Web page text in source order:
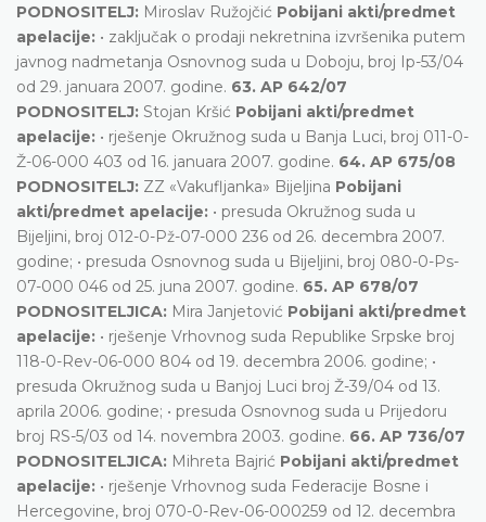
PODNOSITELJ: Miroslav Ružojčić Pobijani akti/predmet
apelacije: • zaključak o prodaji nekretnina izvršenika putem
javnog nadmetanja Osnovnog suda u Doboju, broj Ip-53/04
od 29. januara 2007. godine. 63. AP 642/07
PODNOSITELJ: Stojan Kršić Pobijani akti/predmet
apelacije: • rješenje Okružnog suda u Banja Luci, broj 011-0-
Ž-06-000 403 od 16. januara 2007. godine. 64. AP 675/08
PODNOSITELJ: ZZ «Vakufljanka» Bijeljina Pobijani
akti/predmet apelacije: • presuda Okružnog suda u
Bijeljini, broj 012-0-Pž-07-000 236 od 26. decembra 2007.
godine; • presuda Osnovnog suda u Bijeljini, broj 080-0-Ps-
07-000 046 od 25. juna 2007. godine. 65. AP 678/07
PODNOSITELJICA: Mira Janjetović Pobijani akti/predmet
apelacije: • rješenje Vrhovnog suda Republike Srpske broj
118-0-Rev-06-000 804 od 19. decembra 2006. godine; •
presuda Okružnog suda u Banjoj Luci broj Ž-39/04 od 13.
aprila 2006. godine; • presuda Osnovnog suda u Prijedoru
broj RS-5/03 od 14. novembra 2003. godine. 66. AP 736/07
PODNOSITELJICA: Mihreta Bajrić Pobijani akti/predmet
apelacije: • rješenje Vrhovnog suda Federacije Bosne i
Hercegovine, broj 070-0-Rev-06-000259 od 12. decembra